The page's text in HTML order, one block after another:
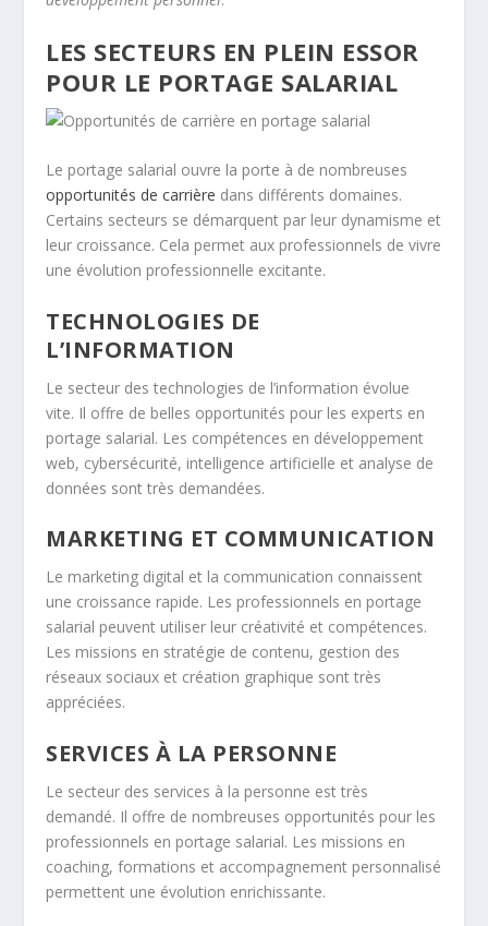
LES SECTEURS EN PLEIN ESSOR
POUR LE PORTAGE SALARIAL
Le portage salarial ouvre la porte à de nombreuses
opportunités de carrière dans différents domaines.
Certains secteurs se démarquent par leur dynamisme et
leur croissance. Cela permet aux professionnels de vivre
une évolution professionnelle excitante.
TECHNOLOGIES DE
L’INFORMATION
Le secteur des technologies de l’information évolue
vite. Il offre de belles opportunités pour les experts en
portage salarial. Les compétences en développement
web, cybersécurité, intelligence artificielle et analyse de
données sont très demandées.
MARKETING ET COMMUNICATION
Le marketing digital et la communication connaissent
une croissance rapide. Les professionnels en portage
salarial peuvent utiliser leur créativité et compétences.
Les missions en stratégie de contenu, gestion des
réseaux sociaux et création graphique sont très
appréciées.
SERVICES À LA PERSONNE
Le secteur des services à la personne est très
demandé. Il offre de nombreuses opportunités pour les
professionnels en portage salarial. Les missions en
coaching, formations et accompagnement personnalisé
permettent une évolution enrichissante.